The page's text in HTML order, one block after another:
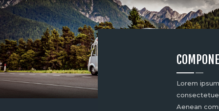
Lorem
Aenean